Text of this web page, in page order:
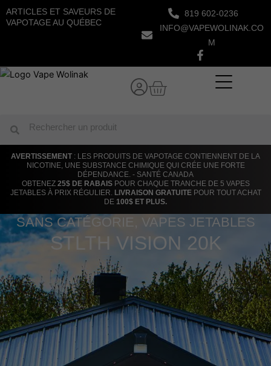
Aller
au
ARTICLES ET SAVEURS DE
VAPOTAGE AU QUÉBEC
819 602-0236
INFO@VAPEWOLINAK.CO
M
Panier
Rechercher
AVERTISSEMENT : LES PRODUITS DE VAPOTAGE CONTIENNENT DE LA
NICOTINE, UNE SUBSTANCE CHIMIQUE QUI CRÉE UNE FORTE
DÉPENDANCE. - SANTÉ CANADA
OBTENEZ 25$ DE RABAISPOUR CHAQUE TRANCHE DE 5 VAPES
JETABLES À PRIX RÉGULIER. LIVRAISON GRATUITEPOUR TOUT ACHAT
DE 100$ ET PLUS.
SANS CATÉGORIE, VAPES JETABLES
STLTH VISION 20K